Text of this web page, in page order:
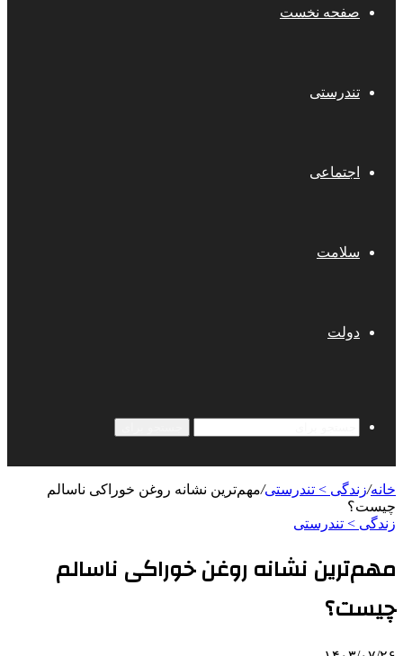
صفحه نخست
تندرستی
اجتماعی
سلامت
دولت
خانه/زندگی > تندرستی/مهم‌ترین نشانه روغن خوراکی ناسالم
چیست؟
زندگی > تندرستی
مهم‌ترین نشانه روغن خوراکی ناسالم
چیست؟